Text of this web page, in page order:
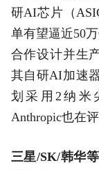
研AI芯片（
单有望逼近50
合作设计并生
其自研AI加速
划采用2纳米
Anthropic也在
三星/SK/韩华